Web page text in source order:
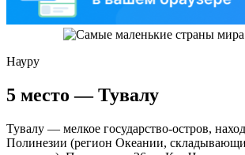
Науру
5 место — Тувалу
Тувалу — мелкое государство-остров,
Полинезии (регион Океании,